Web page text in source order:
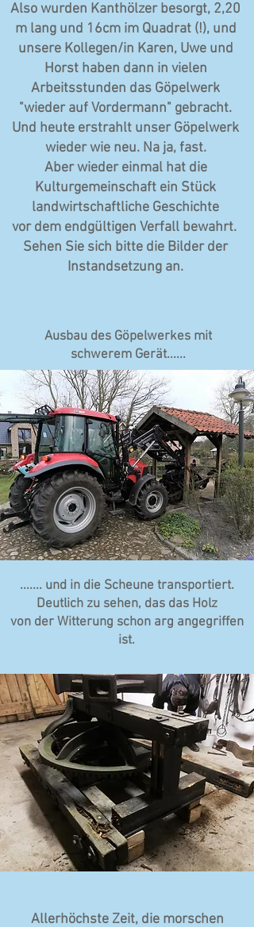
Also wurden Kanthölzer besorgt, 2,20
m lang und 16cm im Quadrat (!), und
unsere Kollegen/in Karen, Uwe und
Horst haben dann in vielen
Arbeitsstunden das Göpelwerk
"wieder auf Vordermann" gebracht.
Und heute erstrahlt unser Göpelwerk
wieder wie neu. Na ja, fast.
Aber wieder einmal hat die
Kulturgemeinschaft ein Stück
landwirtschaftliche Geschichte
vor dem endgültigen Verfall bewahrt.
Sehen Sie sich bitte die Bilder der
Instandsetzung an.
Ausbau des Göpelwerkes mit
schwerem Gerät......
....... und in die Scheune transportiert.
Deutlich zu sehen, das das Holz
von der Witterung schon arg angegriffen
ist.
Allerhöchste Zeit, die morschen